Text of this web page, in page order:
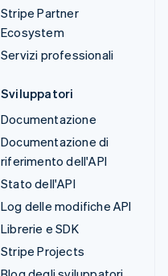
Stripe Partner
Ecosystem
Servizi professionali
Sviluppatori
Documentazione
Documentazione di
riferimento dell'API
Stato dell'API
Log delle modifiche API
Librerie e SDK
Stripe Projects